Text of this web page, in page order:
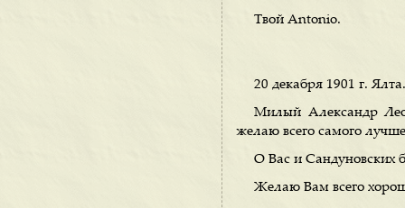
Твой Antonio.
20 декабря 1901 г. Ялта.
Милый Александр
желаю всего самого
О Вас и Сандуновских
Желаю Вам всего